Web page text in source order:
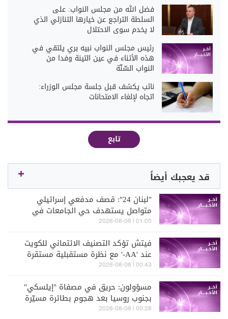
فضل الله من مجلس النواب: على
السلطة التراجع عن خيارها التنازلي الذي
لا يخدم سوى الاحتلال
رئيس مجلس النواب نبيه بري يلتقي في
هذه الأثناء في عين التينة وفدا من
النواب السّنّة
نائب يكشف قبل جلسة مجلس الوزراء:
اتجاه لإلغاء الامتحانات
تابع
قد يعجبك أيضاً
"لبنان 24": قصف مدفعي إسرائيلي
متواصل يستهدف حي الجامعات في
كفررمان
01:05 | 2026-08-08
فيتش تؤكد التصنيف الائتماني للكويت
عند 'AA-' مع نظرة مستقبلية مستقرة
00:43 | 2026-08-08
مسؤولون: حريق في مصفاة "إيلسكي"
بجنوب روسيا بعد هجوم بطائرة مسيّرة
00:28 | 2026-08-08